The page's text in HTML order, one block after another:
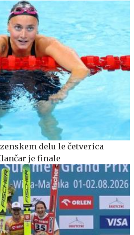
delu le četverica
je finale